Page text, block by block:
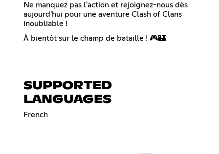
Ne manquez pas l'action et rejoignez-nous dès
aujourd'hui pour une aventure Clash of Clans
inoubliable !
À bientôt sur le champ de bataille ! 🎮🏰
SUPPORTED
LANGUAGES
French